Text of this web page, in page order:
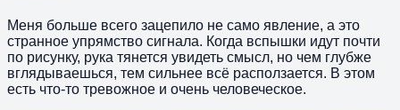
Меня больше всего зацепило не само явление, а это
странное упрямство сигнала. Когда вспышки идут почти
по рисунку, рука тянется увидеть смысл, но чем глубже
вглядываешься, тем сильнее всё расползается. В этом
есть что-то тревожное и очень человеческое.